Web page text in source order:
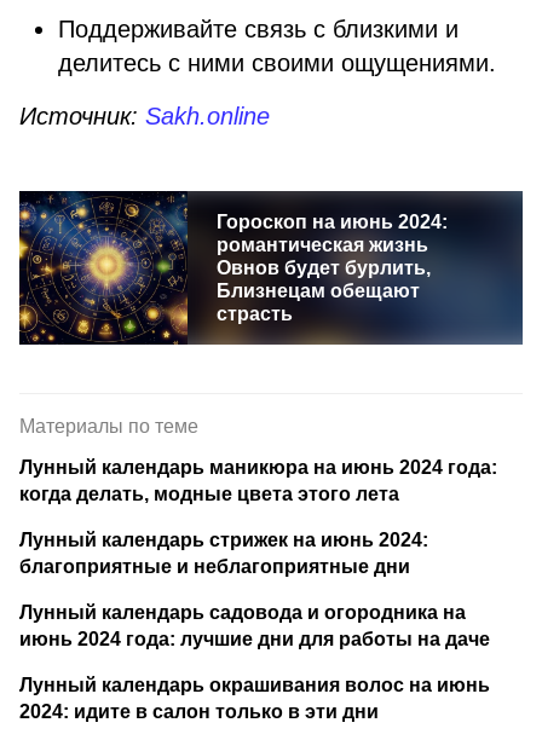
Поддерживайте связь с близкими и
делитесь с ними своими ощущениями.
Источник: Sakh.online
Гороскоп на июнь 2024:
романтическая жизнь
Овнов будет бурлить,
Близнецам обещают
страсть
Материалы по теме
Лунный календарь маникюра на июнь 2024 года:
когда делать, модные цвета этого лета
Лунный календарь стрижек на июнь 2024:
благоприятные и неблагоприятные дни
Лунный календарь садовода и огородника на
июнь 2024 года: лучшие дни для работы на даче
Лунный календарь окрашивания волос на июнь
2024: идите в салон только в эти дни